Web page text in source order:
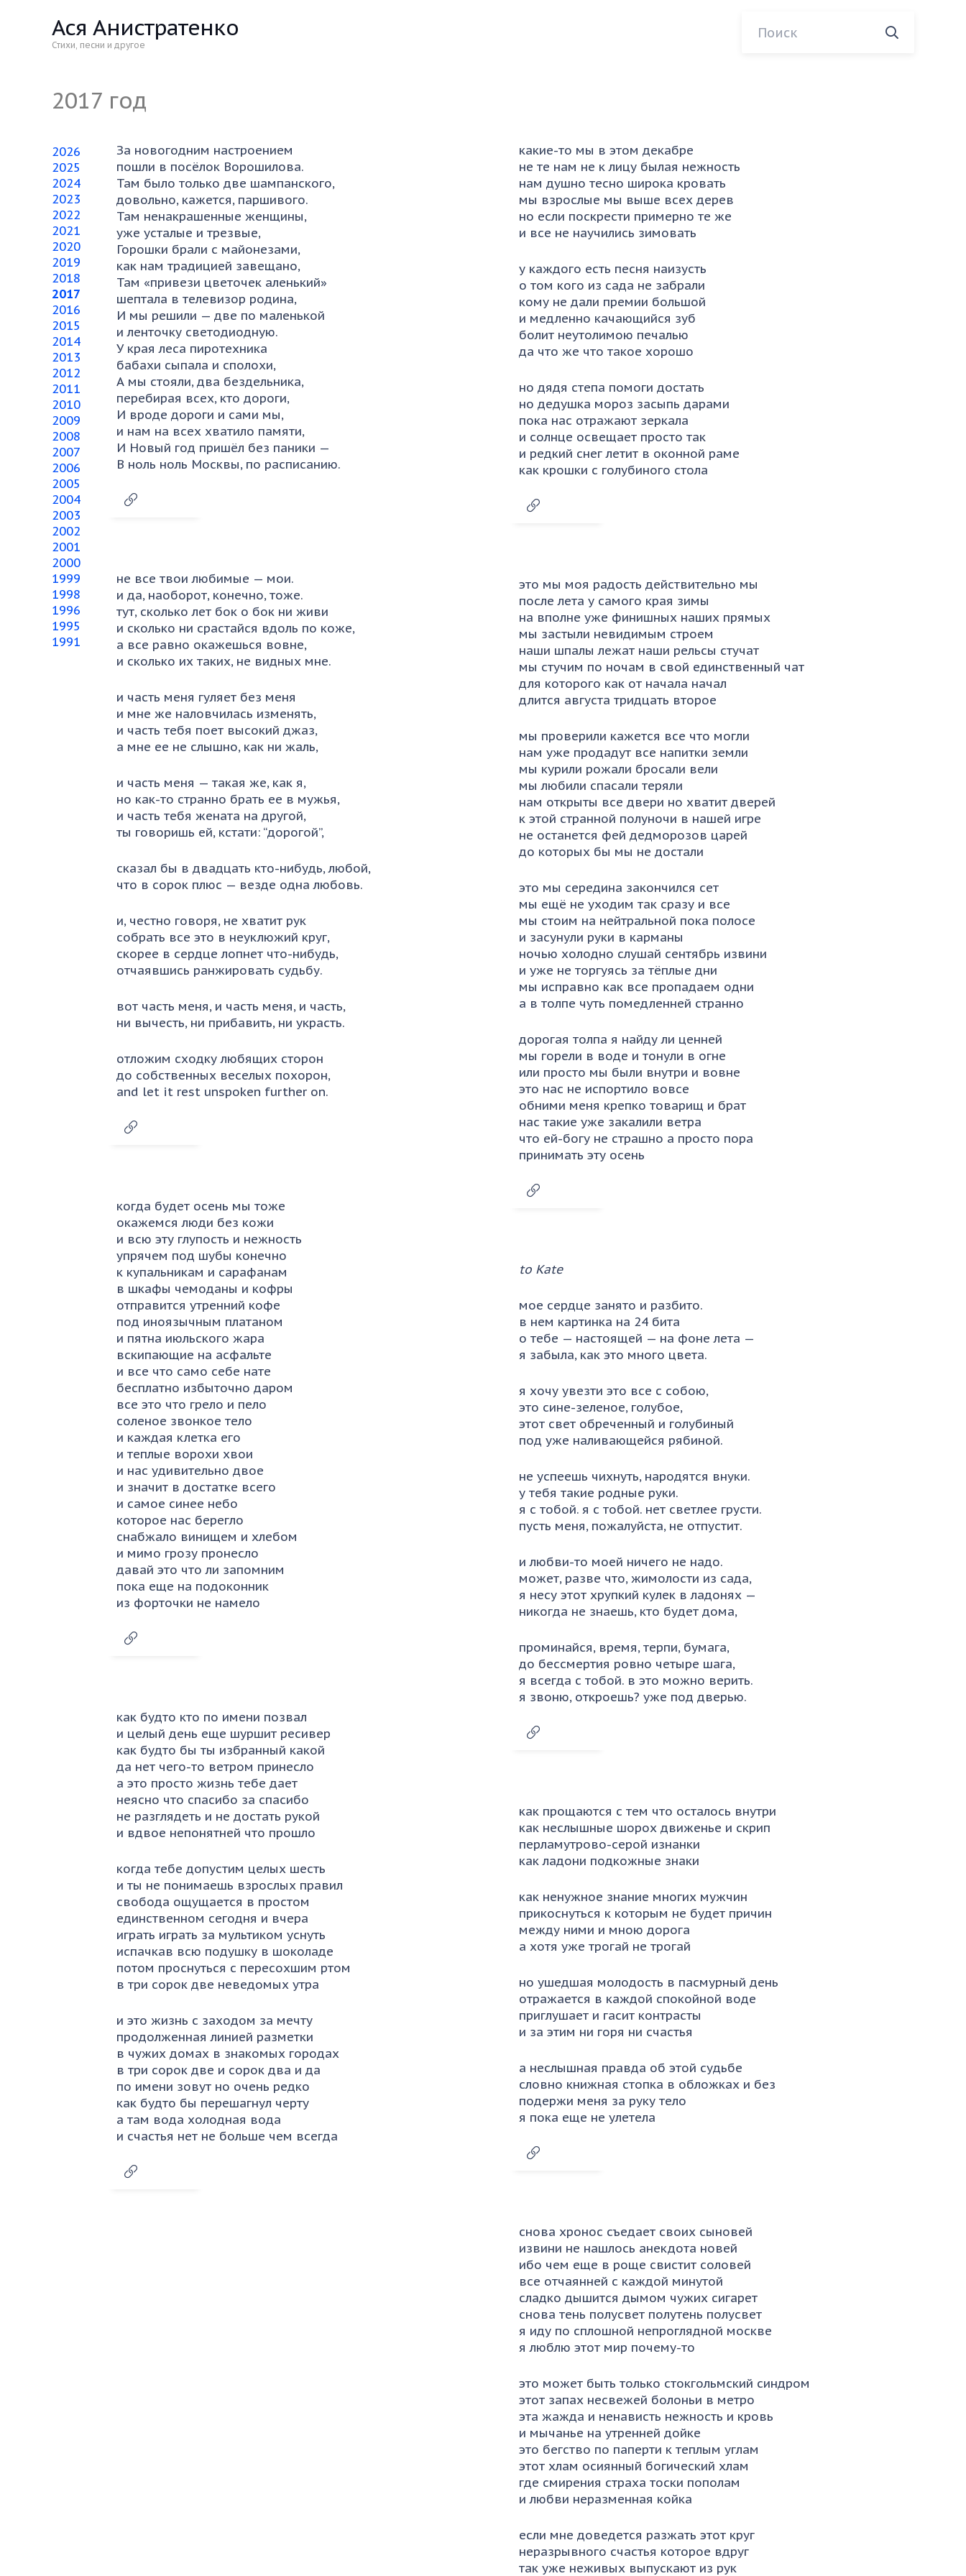
Ася Анистратенко
Стихи, песни и другое
2017
2026
2025
2024
2023
2022
2021
2020
2019
2018
2017
2016
2015
2014
2013
2012
2011
2010
2009
2008
2007
2006
2005
2004
2003
2002
2001
2000
1999
1998
1996
1995
1991
За новогодним настроением
пошли в посёлок Ворошилова.
Там было только две шампанского,
довольно, кажется, паршивого.
Там ненакрашенные женщины,
уже усталые и трезвые,
Горошки брали с майонезами,
как нам традицией завещано,
Там «привези цветочек аленький»
шептала в телевизор родина,
И мы решили — две по маленькой
и ленточку светодиодную.
У края леса пиротехника
бабахи сыпала и сполохи,
А мы стояли, два бездельника,
перебирая всех, кто дороги,
И вроде дороги и сами мы,
и нам на всех хватило памяти,
И Новый год пришёл без паники —
В ноль ноль Москвы, по расписанию.
какие-то мы в этом декабре
не те нам не к лицу былая нежность
нам душно тесно широка кровать
мы взрослые мы выше всех дерев
но если поскрести примерно те же
и все не научились зимовать
у каждого есть песня наизусть
о том кого из сада не забрали
кому не дали премии большой
и медленно качающийся зуб
болит неутолимою печалью
да что же что такое хорошо
но дядя степа помоги достать
но дедушка мороз засыпь дарами
пока нас отражают зеркала
и солнце освещает просто так
и редкий снег летит в оконной раме
как крошки с голубиного стола
не все твои любимые — мои.
и да, наоборот, конечно, тоже.
тут, сколько лет бок о бок ни живи
и сколько ни срастайся вдоль по коже,
а все равно окажешься вовне,
и сколько их таких, не видных мне.
и часть меня гуляет без меня
и мне же наловчилась изменять,
и часть тебя поет высокий джаз,
а мне ее не слышно, как ни жаль,
и часть меня — такая же, как я,
но как-то странно брать ее в мужья,
и часть тебя жената на другой,
ты говоришь ей, кстати: “дорогой”,
сказал бы в двадцать кто-нибудь, любой,
что в сорок плюс — везде одна любовь.
и, честно говоря, не хватит рук
собрать все это в неуклюжий круг,
скорее в сердце лопнет что-нибудь,
отчаявшись ранжировать судьбу.
вот часть меня, и часть меня, и часть,
ни вычесть, ни прибавить, ни украсть.
отложим сходку любящих сторон
до собственных веселых похорон,
and let it rest unspoken further on.
это мы моя радость действительно мы
после лета у самого края зимы
на вполне уже финишных наших прямых
мы застыли невидимым строем
наши шпалы лежат наши рельсы стучат
мы стучим по ночам в свой единственный чат
для которого как от начала начал
длится августа тридцать второе
мы проверили кажется все что могли
нам уже продадут все напитки земли
мы курили рожали бросали вели
мы любили спасали теряли
нам открыты все двери но хватит дверей
к этой странной полуночи в нашей игре
не останется фей дедморозов царей
до которых бы мы не достали
это мы середина закончился сет
мы ещё не уходим так сразу и все
мы стоим на нейтральной пока полосе
и засунули руки в карманы
ночью холодно слушай сентябрь извини
и уже не торгуясь за тёплые дни
мы исправно как все пропадаем одни
а в толпе чуть помедленней странно
дорогая толпа я найду ли ценней
мы горели в воде и тонули в огне
или просто мы были внутри и вовне
это нас не испортило вовсе
обними меня крепко товарищ и брат
нас такие уже закалили ветра
что ей-богу не страшно а просто пора
принимать эту осень
когда будет осень мы тоже
окажемся люди без кожи
и всю эту глупость и нежность
упрячем под шубы конечно
к купальникам и сарафанам
в шкафы чемоданы и кофры
отправится утренний кофе
под иноязычным платаном
и пятна июльского жара
вскипающие на асфальте
и все что само себе нате
бесплатно избыточно даром
все это что грело и пело
соленое звонкое тело
и каждая клетка его
и теплые ворохи хвои
и нас удивительно двое
и значит в достатке всего
и самое синее небо
которое нас берегло
снабжало винищем и хлебом
и мимо грозу пронесло
давай это что ли запомним
пока еще на подоконник
из форточки не намело
to Kate
мое сердце занято и разбито.
в нем картинка на 24 бита
о тебе — настоящей — на фоне лета —
я забыла, как это много цвета.
я хочу увезти это все с собою,
это сине-зеленое, голубое,
этот свет обреченный и голубиный
под уже наливающейся рябиной.
не успеешь чихнуть, народятся внуки.
у тебя такие родные руки.
я с тобой. я с тобой. нет светлее грусти.
пусть меня, пожалуйста, не отпустит.
и любви-то моей ничего не надо.
может, разве что, жимолости из сада,
я несу этот хрупкий кулек в ладонях —
никогда не знаешь, кто будет дома,
проминайся, время, терпи, бумага,
до бессмертия ровно четыре шага,
я всегда с тобой. в это можно верить.
я звоню, откроешь? уже под дверью.
как будто кто по имени позвал
и целый день еще шуршит ресивер
как будто бы ты избранный какой
да нет чего-то ветром принесло
а это просто жизнь тебе дает
неясно что спасибо за спасибо
не разглядеть и не достать рукой
и вдвое непонятней что прошло
когда тебе допустим целых шесть
и ты не понимаешь взрослых правил
свобода ощущается в простом
единственном сегодня и вчера
играть играть за мультиком уснуть
испачкав всю подушку в шоколаде
потом проснуться с пересохшим ртом
в три сорок две неведомых утра
и это жизнь с заходом за мечту
продолженная линией разметки
в чужих домах в знакомых городах
в три сорок две и сорок два и да
по имени зовут но очень редко
как будто бы перешагнул черту
а там вода холодная вода
и счастья нет не больше чем всегда
как прощаются с тем что осталось внутри
как неслышные шорох движенье и скрип
перламутрово-серой изнанки
как ладони подкожные знаки
как ненужное знание многих мужчин
прикоснуться к которым не будет причин
между ними и мною дорога
а хотя уже трогай не трогай
но ушедшая молодость в пасмурный день
отражается в каждой спокойной воде
приглушает и гасит контрасты
и за этим ни горя ни счастья
а неслышная правда об этой судьбе
словно книжная стопка в обложках и без
подержи меня за руку тело
я пока еще не улетела
снова хронос съедает своих сыновей
извини не нашлось анекдота новей
ибо чем еще в роще свистит соловей
все отчаянней с каждой минутой
сладко дышится дымом чужих сигарет
снова тень полусвет полутень полусвет
я иду по сплошной непроглядной москве
я люблю этот мир почему-то
это может быть только стокгольмский синдром
этот запах несвежей болоньи в метро
эта жажда и ненависть нежность и кровь
и мычанье на утренней дойке
это бегство по паперти к теплым углам
этот хлам осиянный богический хлам
где смирения страха тоски пополам
и любви неразменная койка
если мне доведется разжать этот круг
неразрывного счастья которое вдруг
так уже неживых выпускают из рук